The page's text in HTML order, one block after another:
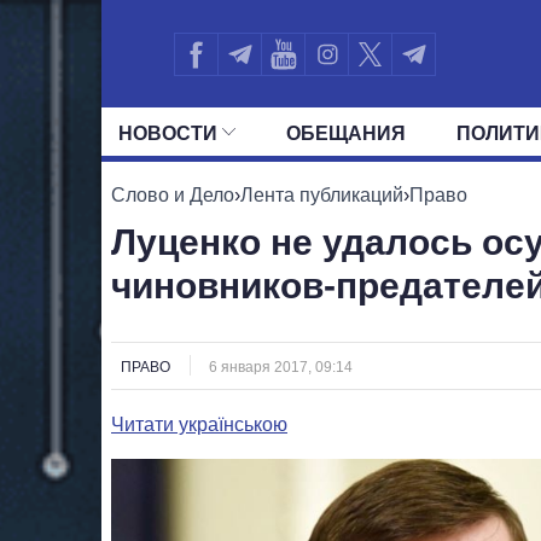
НОВОСТИ ОБЕЩАНИЯ
ВСЕ ПОЛИТИКИ ПРЕЗИДЕНТ И
Слово и Дело›Лента публикаций›Право
Луценко не удалось
чиновников-
ПРАВО 6 января 2017, 09:14
Читати українською